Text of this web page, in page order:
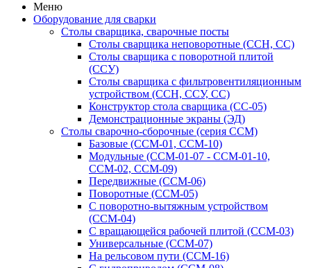
Меню
Оборудование для сварки
Столы сварщика, сварочные посты
Столы сварщика неповоротные (ССН, СС)
Столы сварщика с поворотной плитой
(ССУ)
Столы сварщика с фильтровентиляционным
устройством (ССН, ССУ, СС)
Конструктор стола сварщика (СС-05)
Демонстрационные экраны (ЭД)
Столы сварочно-сборочные (серия ССМ)
Базовые (ССМ-01, ССМ-10)
Модульные (ССМ-01-07 - ССМ-01-10,
ССМ-02, ССМ-09)
Передвижные (ССМ-06)
Поворотные (ССМ-05)
С поворотно-вытяжным устройством
(ССМ-04)
С вращающейся рабочей плитой (ССМ-03)
Универсальные (ССМ-07)
На рельсовом пути (ССМ-16)